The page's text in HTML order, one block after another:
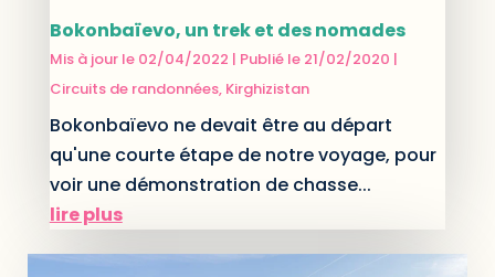
Bokonbaïevo, un trek et des nomades
Mis à jour le 02/04/2022 | Publié le 21/02/2020 |
Circuits de randonnées, Kirghizistan
Bokonbaïevo ne devait être au départ
qu'une courte étape de notre voyage, pour
voir une démonstration de chasse...
lire plus